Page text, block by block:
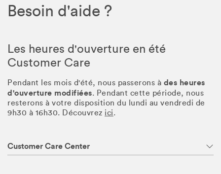
Besoin d'aide ?
Les heures d'ouverture en été
Customer Care
Pendant les mois d'été, nous passerons à des heures
d'ouverture modifiées. Pendant cette période, nous
resterons à votre disposition du lundi au vendredi de
9h30 à 16h30. Découvrez ici.
Customer Care Center